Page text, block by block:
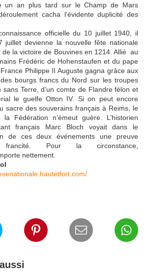
un an plus tard sur le Champ de Mars
cacha l’évidente duplicité des
officielle du 10 juillet 1940, il
juillet devienne la nouvelle fête nationale
la victoire de Bouvines en 1214. Allié au
Frédéric de Hohenstaufen et du pape
Philippe II Auguste gagna grâce aux
bourgs francs du Nord sur les troupes
Terre, d’un comte de Flandre félon et
le guelfe Otton IV. Si on peut encore
sacre des souverains français à Reims, le
Fédération n’émeut guère. L’historien
français Marc Bloch voyait dans le
de ces deux événements une preuve
Pour la circonstance,
nettement.